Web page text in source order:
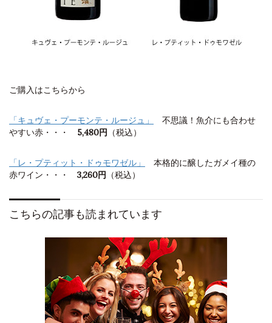
ご購入はこちらから
「キュヴェ・プーモンテ・ルージュ」
不思議！魚介にも合わせ
やすい赤・・・ 5,480円 （税込）
「レ・プティット・ドゥモワゼル」
本格的に醸したガメイ種の
赤ワイン・・・ 3,260円 （税込）
こちらの記事も読まれています